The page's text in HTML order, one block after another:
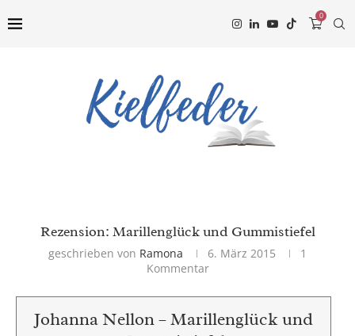
0
Rezension: Marillenglück und Gummistiefel
geschrieben von Ramona 6. März 2015
1
Kommentar
Johanna Nellon – Marillenglück und